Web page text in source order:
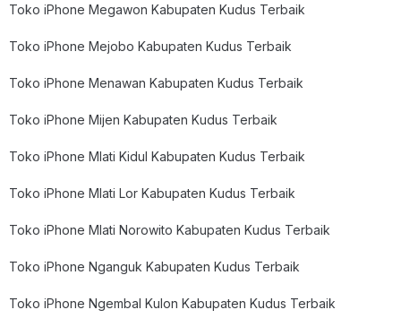
Toko iPhone Megawon Kabupaten Kudus Terbaik
Toko iPhone Mejobo Kabupaten Kudus Terbaik
Toko iPhone Menawan Kabupaten Kudus Terbaik
Toko iPhone Mijen Kabupaten Kudus Terbaik
Toko iPhone Mlati Kidul Kabupaten Kudus Terbaik
Toko iPhone Mlati Lor Kabupaten Kudus Terbaik
Toko iPhone Mlati Norowito Kabupaten Kudus Terbaik
Toko iPhone Nganguk Kabupaten Kudus Terbaik
Toko iPhone Ngembal Kulon Kabupaten Kudus Terbaik